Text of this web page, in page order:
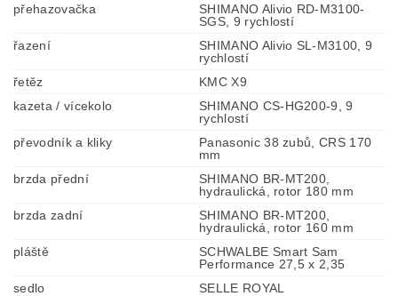
přehazovačka
SHIMANO Alivio RD-M3100-
SGS, 9 rychlostí
řazení
SHIMANO Alivio SL-M3100, 9
rychlostí
řetěz
KMC X9
kazeta / vícekolo
SHIMANO CS-HG200-9, 9
rychlostí
převodník a kliky
Panasonic 38 zubů, CRS 170
mm
brzda přední
SHIMANO BR-MT200,
hydraulická, rotor 180 mm
brzda zadní
SHIMANO BR-MT200,
hydraulická, rotor 160 mm
pláště
SCHWALBE Smart Sam
Performance 27,5 x 2,35
sedlo
SELLE ROYAL